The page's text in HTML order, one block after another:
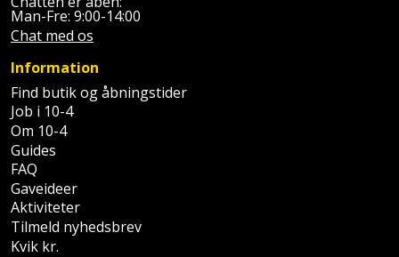
Skruer,
bolte
møtrikker
Skunklem
Søm
Sternbeklædning
Murerværktøj
Nøgleværktøj
Økse
Oliekande
Palleløfter
Gipsskruemaskine
Girafsliber
Girafsliber
tilbehør
Høvl
Industristøvsuger
Haveredskaber
Haveslange
og
tilbehør
Havetilbehør
Hegn
Højbede
Man-Fre: 9:00-14:00
Chat med os
Information
Find butik og åbningstider
Job i 10-4
Om 10-4
Guides
FAQ
Gaveideer
Aktiviteter
Tilmeld nyhedsbrev
Kvik kr.